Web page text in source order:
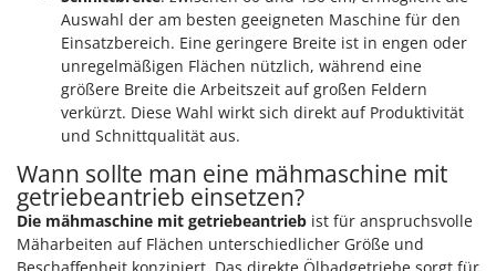
Auswahl der am besten geeigneten Maschine für den
Einsatzbereich. Eine geringere Breite ist in engen oder
unregelmäßigen Flächen nützlich, während eine
größere Breite die Arbeitszeit auf großen Feldern
verkürzt. Diese Wahl wirkt sich direkt auf Produktivität
und Schnittqualität aus.
Wann sollte man eine mähmaschine mit
getriebeantrieb einsetzen?
Die mähmaschine mit getriebeantrieb ist für anspruchsvolle
Mäharbeiten auf Flächen unterschiedlicher Größe und